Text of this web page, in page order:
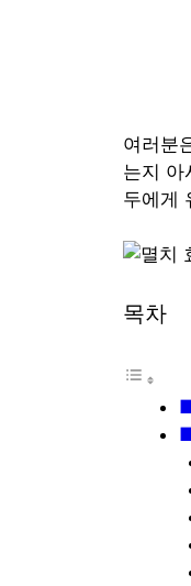
여러분
는지 아
두에게
목차